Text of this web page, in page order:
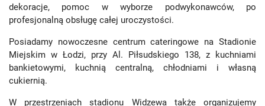
dekoracje, pomoc w wyborze podwykonawców, po
profesjonalną obsługę całej uroczystości.
Posiadamy nowoczesne centrum cateringowe na Stadionie
Miejskim w Łodzi, przy Al. Piłsudskiego 138, z kuchniami
bankietowymi, kuchnią centralną, chłodniami i własną
cukiernią.
W przestrzeniach stadionu Widzewa także organizujemy